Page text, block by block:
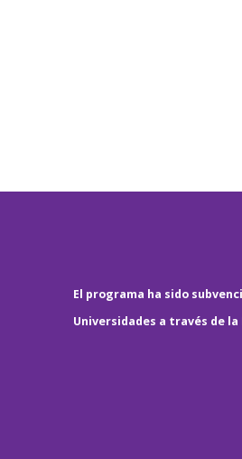
El programa ha sido
Universidades a través de la